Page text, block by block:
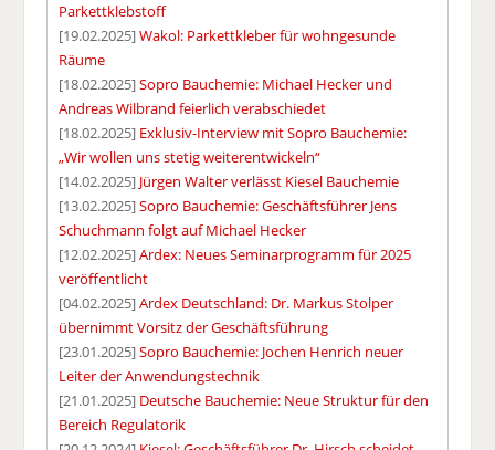
Parkettklebstoff
[19.02.2025]Wakol: Parkettkleber für wohngesunde
Räume
[18.02.2025]Sopro Bauchemie: Michael Hecker und
Andreas Wilbrand feierlich verabschiedet
[18.02.2025] Exklusiv-Interview mit Sopro Bauchemie:
„Wir wollen uns stetig weiterentwickeln“
[14.02.2025] Jürgen Walter verlässt Kiesel Bauchemie
[13.02.2025]Sopro Bauchemie: Geschäftsführer Jens
Schuchmann folgt auf Michael Hecker
[12.02.2025]Ardex: Neues Seminarprogramm für 2025
veröffentlicht
[04.02.2025]Ardex Deutschland: Dr. Markus Stolper
übernimmt Vorsitz der Geschäftsführung
[23.01.2025]Sopro Bauchemie: Jochen Henrich neuer
Leiter der Anwendungstechnik
[21.01.2025] Deutsche Bauchemie: Neue Struktur für den
Bereich Regulatorik